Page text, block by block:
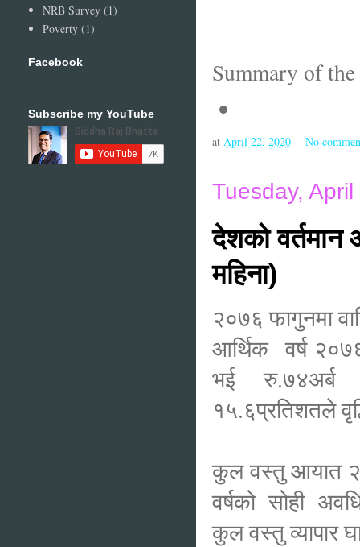
Summary of
at April 22, 2020 No
Tuesday,
देशको वर्तमान
महिना)
२०७६ फागुनमा
आर्थिक वर्ष
भई रु.७४अर्ब
१५.६प्रतिशतले
कुल वस्तु आयात
वर्षको सोही
कुल वस्तु
NRB Survey (1)
Poverty (1)
Facebook
Subscribe my YouTube